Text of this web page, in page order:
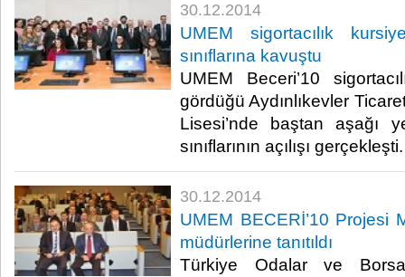
30.12.2014
UMEM sigortacılık
sınıflarına kavuştu
UMEM Beceri’10
gördüğü Aydınlıkevler
Lisesi’nde baştan aşağı
sınıflarının açılışı
30.12.2014
UMEM BECERİ’10 Projesi
müdürlerine tanıtıldı
Türkiye Odalar ve